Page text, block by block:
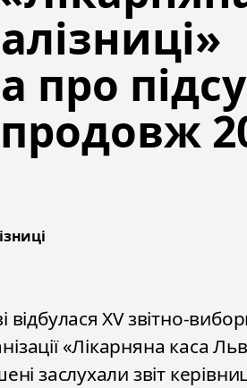
про
XV звітно-
«Лікарняна каса
заслухали звіт